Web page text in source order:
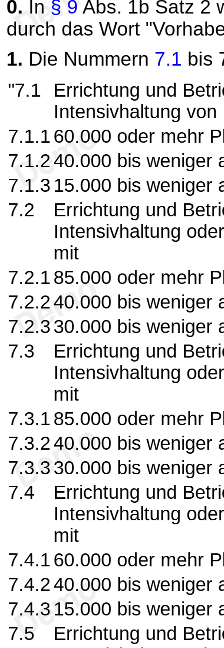
0. In § 9 Abs. 1b Satz 2
durch das Wort
1. Die Nummern 7.1 bis
"7.1
Errichtung und
Intensivhaltung von
7.1.1 60.000 oder mehr
7.1.240.000 bis weniger
7.1.3 15.000 bis weniger
7.2
Errichtung und
Intensivhaltung
mit
7.2.185.000 oder mehr
7.2.240.000 bis weniger
7.2.330.000 bis weniger
7.3
Errichtung und
Intensivhaltung
mit
7.3.185.000 oder mehr
7.3.240.000 bis weniger
7.3.330.000 bis weniger
7.4
Errichtung und
Intensivhaltung
mit
7.4.1 60.000 oder mehr
7.4.240.000 bis weniger
7.4.3 15.000 bis weniger
7.5
Errichtung und